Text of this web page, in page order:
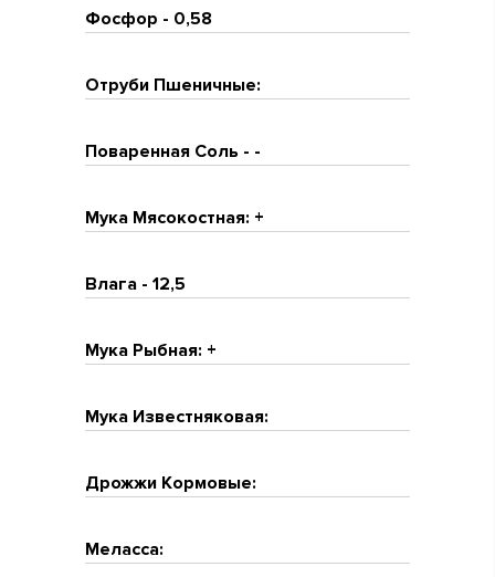
Фосфор - 0,58
Отруби Пшеничные:
Поваренная Соль - -
Мука Мясокостная: +
Влага - 12,5
Мука Рыбная: +
Мука Известняковая:
Дрожжи Кормовые:
Меласса: